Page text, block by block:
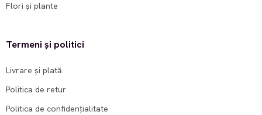
Flori și plante
Termeni și politici
Livrare și plată
Politica de retur
Politica de confidențialitate